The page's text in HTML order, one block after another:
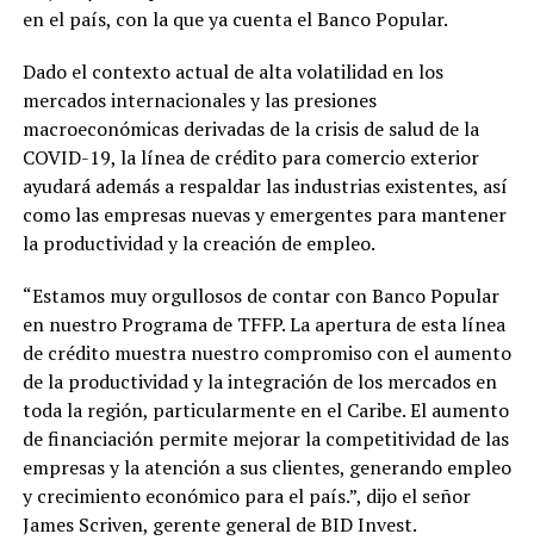
en el país, con la que ya cuenta el Banco Popular.
Dado el contexto actual de alta volatilidad en los
mercados internacionales y las presiones
macroeconómicas derivadas de la crisis de salud de la
COVID-19, la línea de crédito para comercio exterior
ayudará además a respaldar las industrias existentes, así
como las empresas nuevas y emergentes para mantener
la productividad y la creación de empleo.
“Estamos muy orgullosos de contar con Banco Popular
en nuestro Programa de TFFP. La apertura de esta línea
de crédito muestra nuestro compromiso con el aumento
de la productividad y la integración de los mercados en
toda la región, particularmente en el Caribe. El aumento
de financiación permite mejorar la competitividad de las
empresas y la atención a sus clientes, generando empleo
y crecimiento económico para el país.”, dijo el señor
James Scriven, gerente general de BID Invest.